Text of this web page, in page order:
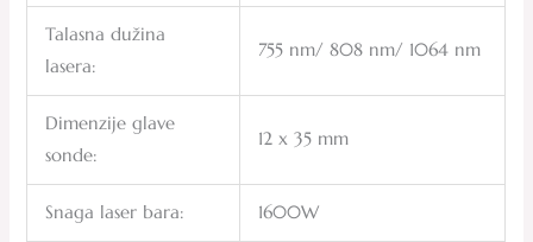
Talasna dužina
lasera:
755 nm/ 808 nm/ 1064 nm
Dimenzije glave
sonde:
12 x 35 mm
Snaga laser bara: 1600W